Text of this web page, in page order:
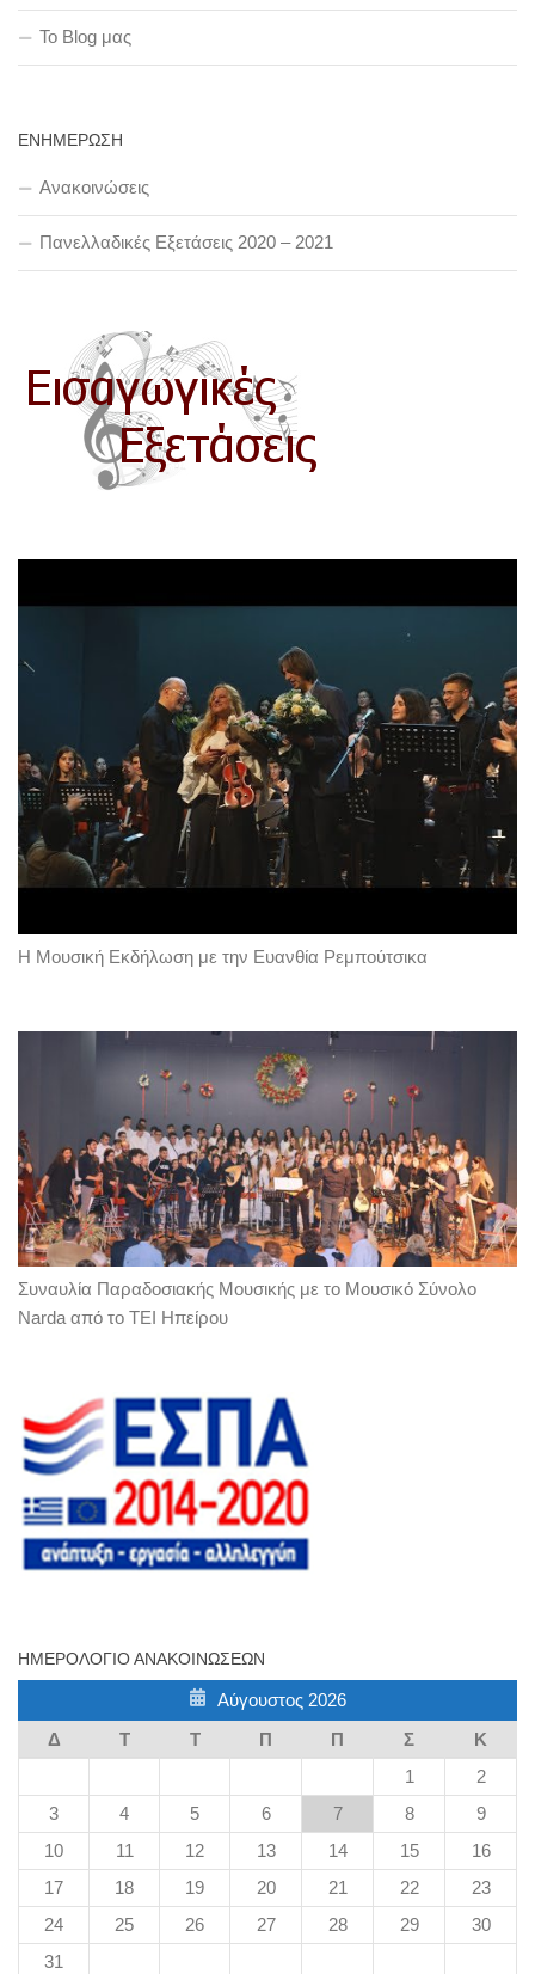
To Blog μας
ΕΝΗΜΕΡΩΣΗ
Ανακοινώσεις
Πανελλαδικές Εξετάσεις 2020 – 2021
Η Μουσική Εκδήλωση με την Ευανθία Ρεμπούτσικα
Συναυλία Παραδοσιακής Μουσικής με το Μουσικό Σύνολο
Narda από το ΤΕΙ Ηπείρου
ΗΜΕΡΟΛΌΓΙΟ ΑΝΑΚΟΙΝΏΣΕΩΝ
Αύγουστος 2026
Δ
Τ Τ Π Π Σ
Κ
1
2
3
4 5 6 7 8
9
10
11 12 13 14 15
16
17
18 19 20 21 22
23
24
25 26 27 28 29
30
31